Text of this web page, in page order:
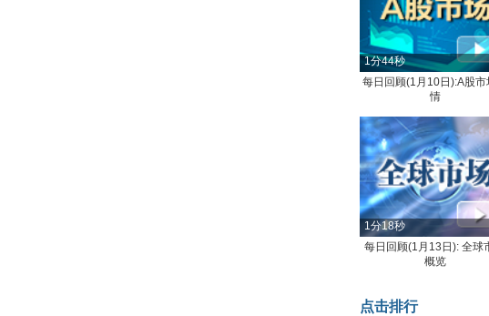
1分44秒
每日回顾(1月10日):A股市
情
1分18秒
每日回顾(1月13日): 全球
概览
点击排行